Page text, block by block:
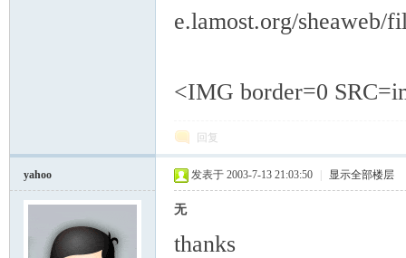
e.lamost.org/sheaweb/
<IMG border=0
回复
yahoo 发表于 2003-7-13 21:03:50 显示全部楼层
无
thanks